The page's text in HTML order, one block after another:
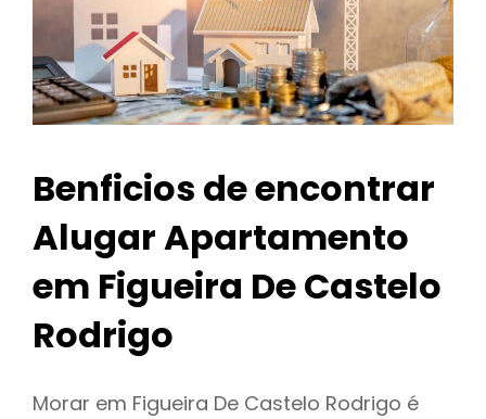
Benficios de encontrar
Alugar Apartamento
em Figueira De Castelo
Rodrigo
Morar em Figueira De Castelo Rodrigo é